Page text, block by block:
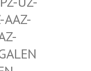
TZ-
MIN